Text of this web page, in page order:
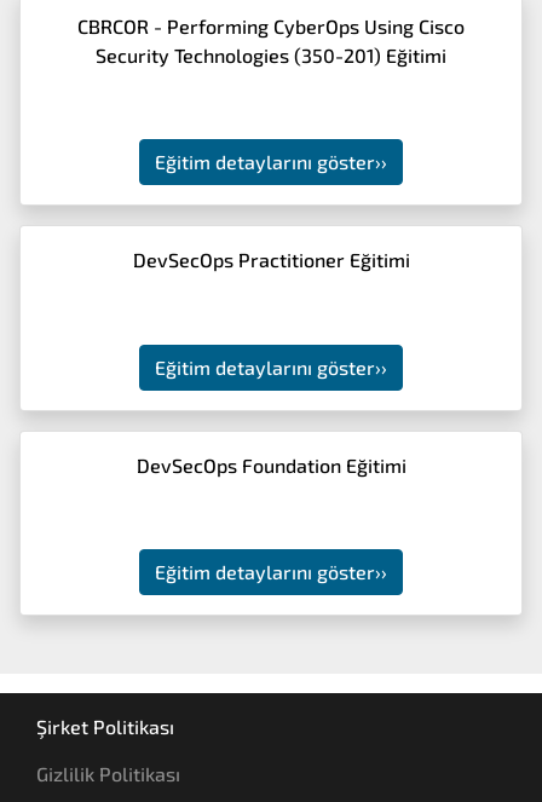
CBRCOR - Performing CyberOps Using Cisco
Security Technologies (350-201) Eğitimi
Eğitim detaylarını göster››
DevSecOps Practitioner Eğitimi
Eğitim detaylarını göster››
DevSecOps Foundation Eğitimi
Eğitim detaylarını göster››
Şirket Politikası
Gizlilik Politikası